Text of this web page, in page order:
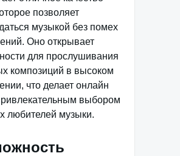
позволяет
музыкой без помех
Оно открывает
для прослушивания
композиций в высоком
что делает онлайн
выбором
любителей музыки.